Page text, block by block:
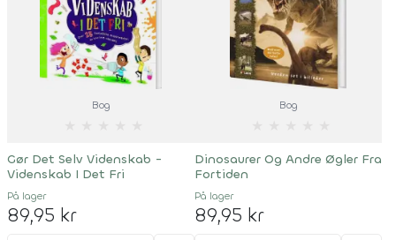
Bog
Gør Det Selv Videnskab -
Videnskab I Det Fri
På lager
89,95 kr
Bog
Dinosaurer Og Andre Øgler Fra
Fortiden
På lager
89,95 kr